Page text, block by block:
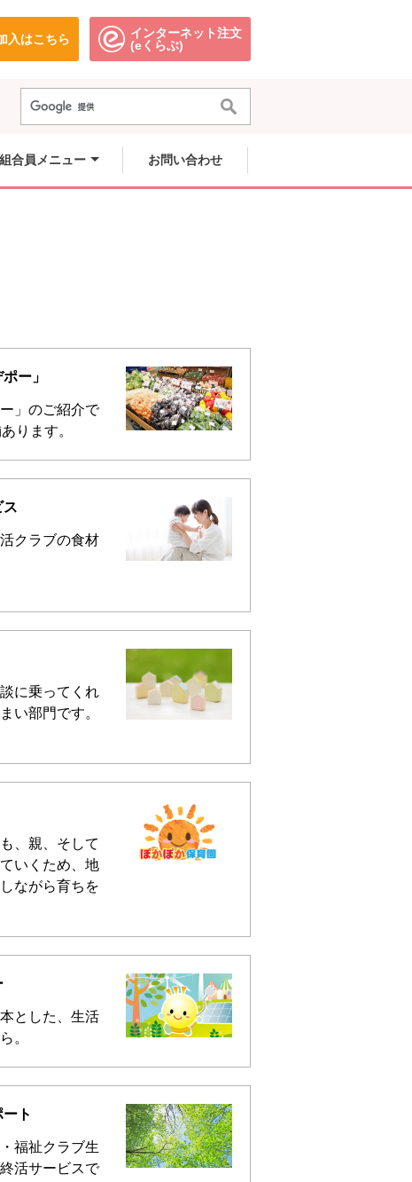
。
入はこちら
別のウィンドウで開きます。
インターネット注文
(eくらぶ)別のウィンドウで開きます。
きます。
きます。
きます。
組合員メニュー お問い合わせ
ー」
」のご紹介で
ります。
ス
クラブの食材
に乗ってくれ
い部門です。
、親、そして
いくため、地
ながら育ちを
とした、生活
。
ト
福祉クラブ生
活サービスで